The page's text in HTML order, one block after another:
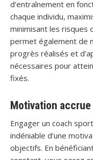
d’entraînement en
chaque individu,
minimisant les risques
permet également de
progrès réalisés et
nécessaires pour
fixés.
Motivation
Engager un coach
indéniable d’une
objectifs. En